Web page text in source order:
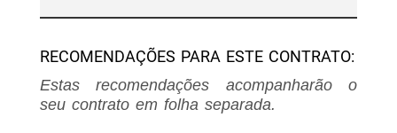
RECOMENDAÇÕES PARA ESTE CONTRATO:
Estas recomendações acompanharão o
seu contrato em folha separada.